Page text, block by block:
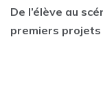
De l’élève au
premiers projets